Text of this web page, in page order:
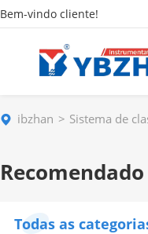
Bem-vindo cliente!
ibzhan Sistema de
Todas as